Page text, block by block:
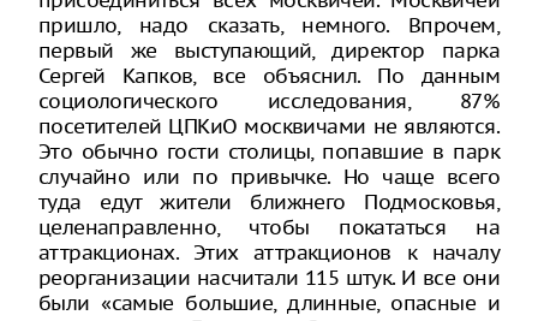
пришло, надо сказать, немного. Впрочем,
первый же выступающий, директор парка
Сергей Капков, все объяснил. По данным
социологического исследования, 87%
посетителей ЦПКиО москвичами не являются.
Это обычно гости столицы, попавшие в парк
случайно или по привычке. Но чаще всего
туда едут жители ближнего Подмосковья,
целенаправленно, чтобы покататься на
аттракционах. Этих аттракционов к началу
реорганизации насчитали 115 штук. И все они
были «самые большие, длинные, опасные и